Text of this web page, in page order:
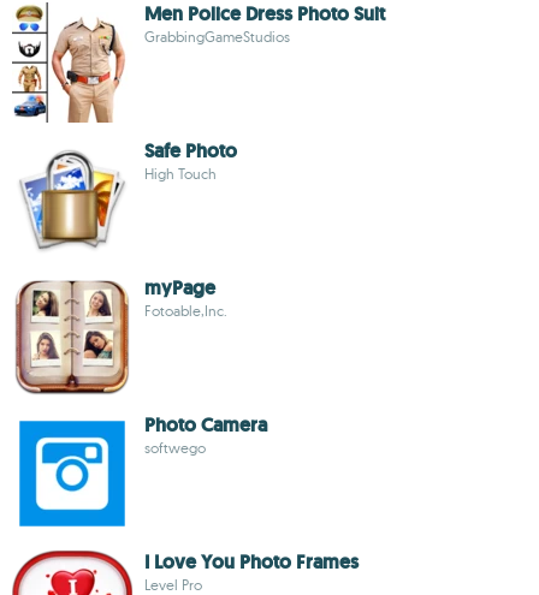
Men Police Dress Photo Suit
GrabbingGameStudios
Safe Photo
High Touch
myPage
Fotoable,Inc.
Photo Camera
softwego
I Love You Photo Frames
Level Pro